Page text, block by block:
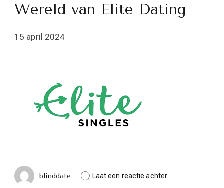
Wereld van Elite Dating
15 april 2024
blinddate Laat een reactie achterop